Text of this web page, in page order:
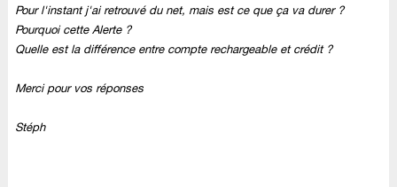
Pour l'instant j'ai retrouvé du net, mais est ce que ça va durer ?
Pourquoi cette Alerte ?
Quelle est la différence entre compte rechargeable et crédit ?
Merci pour vos réponses
Stéph